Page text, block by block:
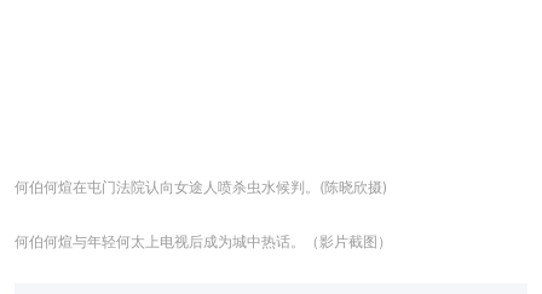
何伯何煊在屯门法院认向女途人喷杀虫水候判。(陈晓欣摄)
何伯何煊与年轻何太上电视后成为城中热话。（影片截图）